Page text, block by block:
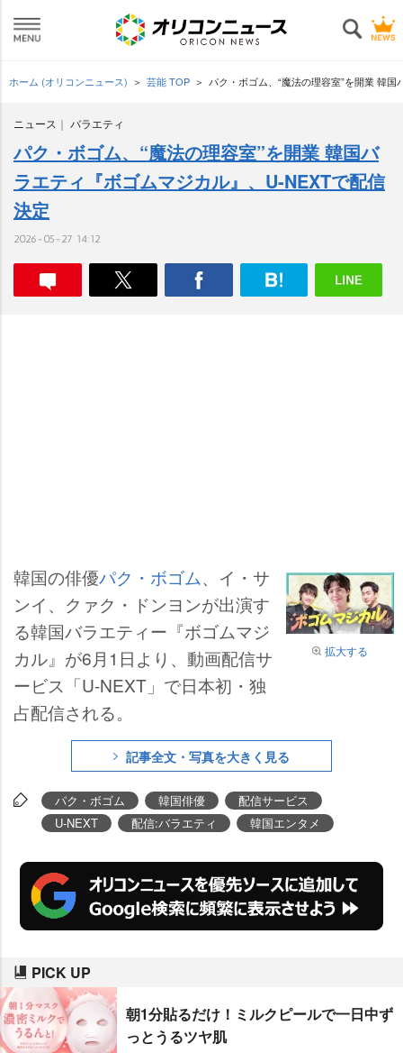
ホーム (オリコンニュース) 芸能 TOP パク・ボゴム、“魔法の理容室”を開業 韓
ニュース バラエティ
パク・ボゴム、“魔法の理容室”を開業 韓国バ
ラエティ『ボゴムマジカル』、U-NEXTで配信
決定
2026-05-27 14:12
拡大する
韓国の俳優パク・ボゴム、イ・サ
ンイ、クァク・ドンヨンが出演す
る韓国バラエティー『ボゴムマジ
カル』が6月1日より、動画配信サ
ービス「U-NEXT」で日本初・独
占配信される。
記事全文・写真を大きく見る
パク・ボゴム 韓国俳優
配信サービス
U-NEXT
配信:バラエティ 韓国エンタメ
PICK UP
朝1分貼るだけ！ミルクピールで一日中ず
っとうるツヤ肌